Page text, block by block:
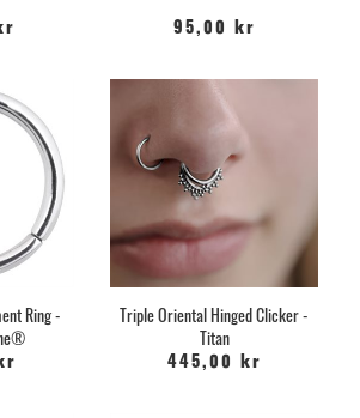
95,00 kr
Ring -
Triple Oriental Hinged Clicker -
Titan
445,00 kr